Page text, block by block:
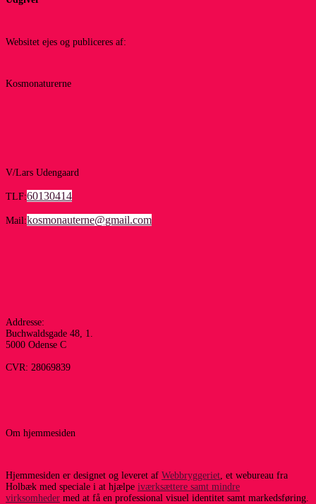
Websitet ejes og publiceres af:
Kosmonaturerne
V/Lars Udengaard
TLF:60130414
Mail:kosmonauterne@gmail.com
Addresse:
Buchwaldsgade 48, 1.
5000 Odense C
CVR: 28069839
Om hjemmesiden
Hjemmesiden er designet og leveret af Webbryggeriet , et webureau fra
Holbæk med speciale i at hjælpe iværksættere samt mindre
virksomheder med at få en professional visuel identitet samt markedsføring.